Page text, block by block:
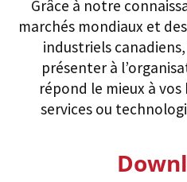
Grâce à notre
marchés mondiaux et
industriels
présenter à
répond le mieux à
services ou